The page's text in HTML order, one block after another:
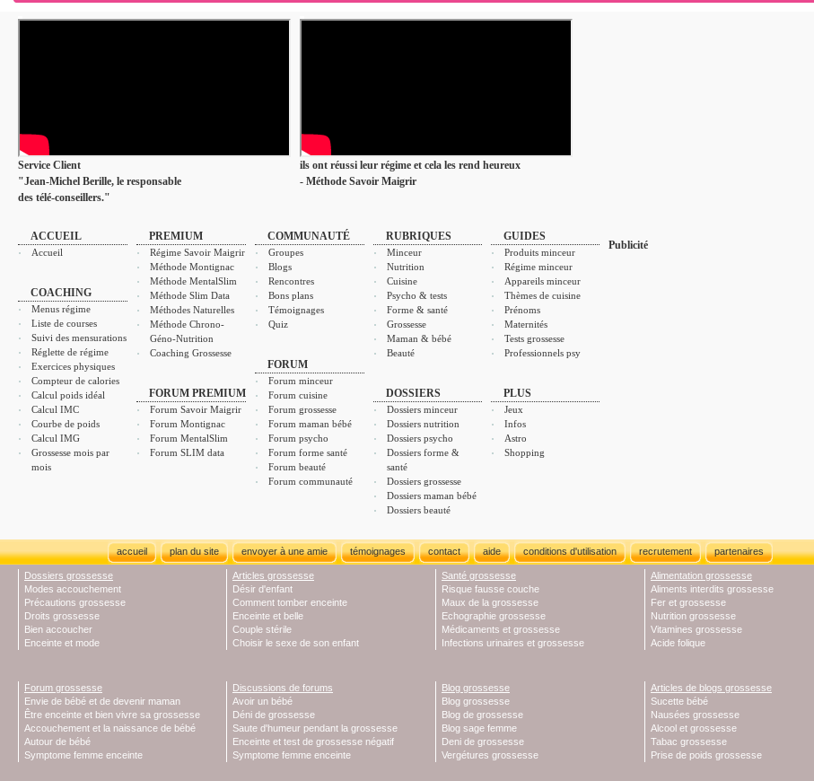
Service Client
"Jean-Michel Berille, le responsable
des télé-conseillers."
ils ont réussi leur régime et cela les rend heureux
- Méthode Savoir Maigrir
ACCUEIL
Accueil
COACHING
Menus régime
Liste de courses
Suivi des mensurations
Réglette de régime
Exercices physiques
Compteur de calories
Calcul poids idéal
Calcul IMC
Courbe de poids
Calcul IMG
Grossesse mois par
mois
PREMIUM
Régime Savoir Maigrir
Méthode Montignac
Méthode MentalSlim
Méthode Slim Data
Méthodes Naturelles
Méthode Chrono-
Géno-Nutrition
Coaching Grossesse
FORUM PREMIUM
Forum Savoir Maigrir
Forum Montignac
Forum MentalSlim
Forum SLIM data
COMMUNAUTÉ
Groupes
Blogs
Rencontres
Bons plans
Témoignages
Quiz
FORUM
Forum minceur
Forum cuisine
Forum grossesse
Forum maman bébé
Forum psycho
Forum forme santé
Forum beauté
Forum communauté
RUBRIQUES
Minceur
Nutrition
Cuisine
Psycho & tests
Forme & santé
Grossesse
Maman & bébé
Beauté
DOSSIERS
Dossiers minceur
Dossiers nutrition
Dossiers psycho
Dossiers forme &
santé
Dossiers grossesse
Dossiers maman bébé
Dossiers beauté
GUIDES
Produits minceur
Régime minceur
Appareils minceur
Thèmes de cuisine
Prénoms
Maternités
Tests grossesse
Professionnels psy
PLUS
Jeux
Infos
Astro
Shopping
Publicité
accueil plan du site envoyer à une amie témoignages contact aide conditions d'utilisation recrutement partenaires
Dossiers grossesse
Modes accouchement
Précautions grossesse
Droits grossesse
Bien accoucher
Enceinte et mode
Articles grossesse
Désir d'enfant
Comment tomber enceinte
Enceinte et belle
Couple stérile
Choisir le sexe de son enfant
Santé grossesse
Risque fausse couche
Maux de la grossesse
Echographie grossesse
Médicaments et grossesse
Infections urinaires et grossesse
Alimentation grossesse
Aliments interdits grossesse
Fer et grossesse
Nutrition grossesse
Vitamines grossesse
Acide folique
Forum grossesse
Envie de bébé et de devenir maman
Être enceinte et bien vivre sa grossesse
Accouchement et la naissance de bébé
Autour de bébé
Symptome femme enceinte
Discussions de forums
Avoir un bébé
Déni de grossesse
Saute d'humeur pendant la grossesse
Enceinte et test de grossesse négatif
Symptome femme enceinte
Blog grossesse
Blog grossesse
Blog de grossesse
Blog sage femme
Deni de grossesse
Vergétures grossesse
Articles de blogs grossesse
Sucette bébé
Nausées grossesse
Alcool et grossesse
Tabac grossesse
Prise de poids grossesse